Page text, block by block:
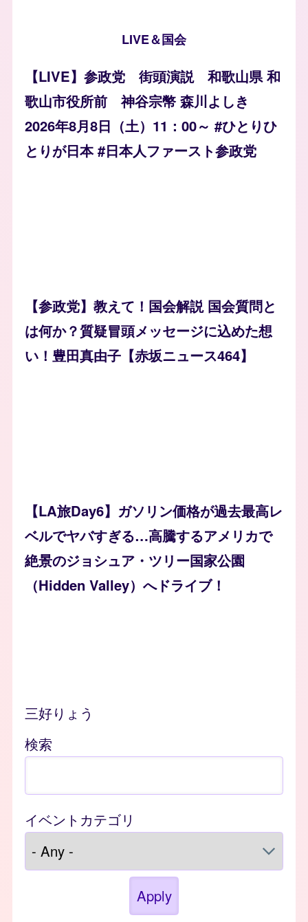
LIVE＆国会
【LIVE】参政党 街頭演説 和歌山県 和
歌山市役所前 神谷宗幣 森川よしき
2026年8月8日（土）11：00～ #ひとりひ
とりが日本 #日本人ファースト参政党
【参政党】教えて！国会解説 国会質問と
は何か？質疑冒頭メッセージに込めた想
い！豊田真由子【赤坂ニュース464】
【LA旅Day6】ガソリン価格が過去最高レ
ベルでヤバすぎる…高騰するアメリカで
絶景のジョシュア・ツリー国家公園
（Hidden Valley）へドライブ！
三好りょう
検索
イベントカテゴリ